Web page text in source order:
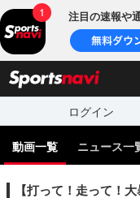
注目の速報や
ログイン
動画一覧 ニュース一
【打って！走って！